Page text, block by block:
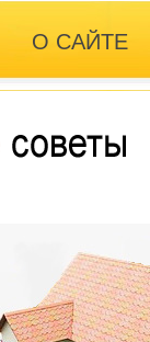
О САЙТЕ